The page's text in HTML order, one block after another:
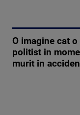
O imagine cat
politist in
murit in